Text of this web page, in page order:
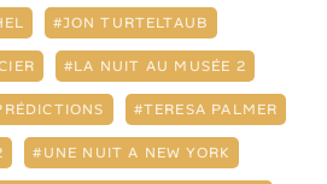
JON TURTELTAUB
LA NUIT AU MUSÉE 2
TERESA PALMER
UNE NUIT A NEW YORK